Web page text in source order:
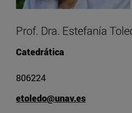
Prof. Dra. Estefanía
Catedrática
806224
etoledo@unav.es